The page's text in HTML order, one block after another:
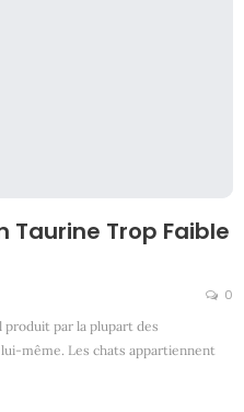
Taurine Trop Faible
0
produit par la plupart des
même. Les chats appartiennent